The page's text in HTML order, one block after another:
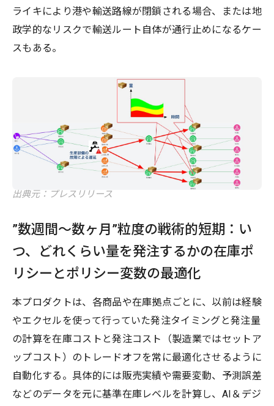
ライキにより港や輸送路線が閉鎖される場合、または地
政学的なリスクで輸送ルート自体が通行止めになるケー
スもある。
出典元：プレスリリース
”数週間〜数ヶ月”粒度の戦術的短期：い
つ、どれくらい量を発注するかの在庫ポ
リシーとポリシー変数の最適化
本プロダクトは、各商品や在庫拠点ごとに、以前は経験
やエクセルを使って行っていた発注タイミングと発注量
の計算を在庫コストと発注コスト（製造業ではセットア
ップコスト）のトレードオフを常に最適化させるように
自動化する。具体的には販売実績や需要変動、予測誤差
などのデータを元に基準在庫レベルを計算し、AI＆デジ